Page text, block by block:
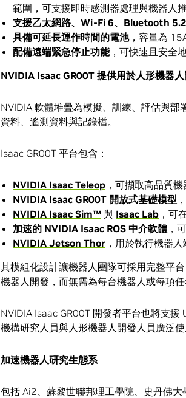
範圍，可支援即時感測器處理與機器人推
支援乙太網路、 Wi-Fi 6、 Bluetooth 5.2
具備可延長運作時間的電池，容量為
配備遠端緊急停止功能，可快速且安全
NVIDIA Isaac GR00T 提供用於人形機器
NVIDIA 軟體堆疊為模擬、訓練、評估與
資料、遙測資料與記錄檔。
Isaac GR00T 平台包含：
NVIDIA Isaac Teleop ，可擷取高品質
NVIDIA Isaac GR00T 開放式基礎模型
NVIDIA Isaac Sim™ 與 Isaac Lab ，可
加速的 NVIDIA Isaac ROS 中介軟體 ，
NVIDIA Jetson Thor ，用於執行機器
其模組化設計讓機器人團隊可採用完整平
機器人開發，而無需為每台機器人或每項
NVIDIA Isaac GR00T 開發者平台也將支
機構研究人員與人形機器人開發人員廣泛使
加速機器人研究生態系
包括 Ai2、蘇黎世聯邦理工學院、史丹佛